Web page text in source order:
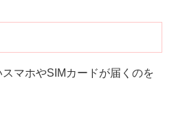
マホやSIMカードが届くのを